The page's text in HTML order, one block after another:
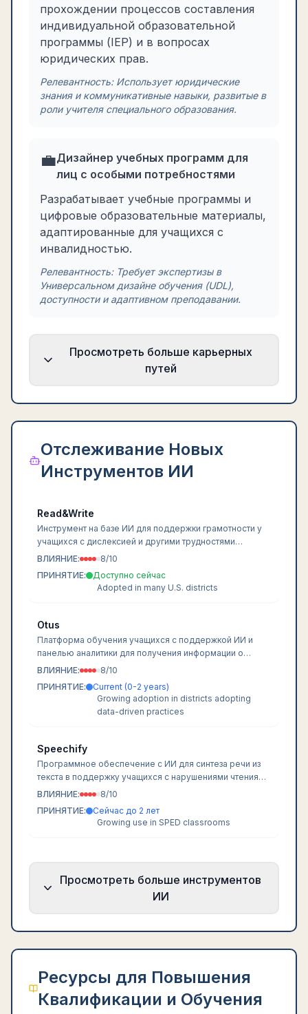
прохождении процессов составления
индивидуальной образовательной
программы (IEP) и в вопросах
юридических прав.
Релевантность: Использует юридические
знания и коммуникативные навыки, развитые в
роли учителя специального образования.
💼Дизайнер учебных программ для
лиц с особыми потребностями
Разрабатывает учебные программы и
цифровые образовательные материалы,
адаптированные для учащихся с
инвалидностью.
Релевантность: Требует экспертизы в
Универсальном дизайне обучения (UDL),
доступности и адаптивном преподавании.
Просмотреть больше карьерных
путей
Отслеживание Новых
Инструментов ИИ
Read&Write
Инструмент на базе ИИ для поддержки грамотности у
учащихся с дислексией и другими трудностями
обучения.
ВЛИЯНИЕ: 8/10
ПРИНЯТИЕ:
Доступно сейчас
Adopted in many U.S. districts
Otus
Платформа обучения учащихся с поддержкой ИИ и
панелью аналитики для получения информации о
результатах.
ВЛИЯНИЕ: 8/10
ПРИНЯТИЕ:
Current (0-2 years)
Growing adoption in districts adopting
data-driven practices
Speechify
Программное обеспечение с ИИ для синтеза речи из
текста в поддержку учащихся с нарушениями чтения
или нарушениями зрения.
ВЛИЯНИЕ: 8/10
ПРИНЯТИЕ:
Сейчас до 2 лет
Growing use in SPED classrooms
Просмотреть больше инструментов
ИИ
Ресурсы для Повышения
Квалификации и Обучения